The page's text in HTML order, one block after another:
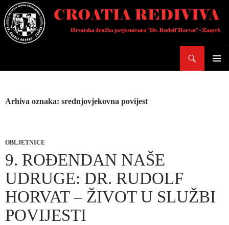
Skoči
do
sadržaja
Arhiva oznaka: srednjovjekovna povijest
OBLJETNICE
9. ROĐENDAN NAŠE
UDRUGE: DR. RUDOLF
HORVAT – ŽIVOT U SLUŽBI
POVIJESTI